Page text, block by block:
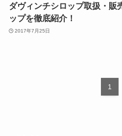
ダヴィンチシロップ取扱・販
ップを徹底紹介！
2017年7月25日
1